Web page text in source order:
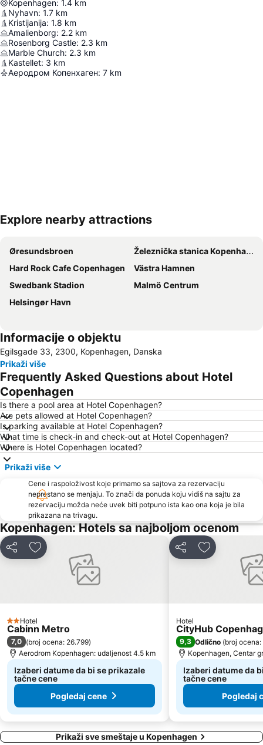
Kopenhagen: 1.4 km
Nyhavn: 1.7 km
Kristijanija: 1.8 km
Amalienborg: 2.2 km
Rosenborg Castle: 2.3 km
Marble Church: 2.3 km
Kastellet: 3 km
Аеродром Копенхаген: 7 km
Explore nearby attractions
Øresundsbroen
Železnička stanica Kopenhagen
Hard Rock Cafe Copenhagen
Västra Hamnen
Swedbank Stadion
Malmö Centrum
Helsingør Havn
Informacije o objektu
Egilsgade 33, 2300, Kopenhagen, Danska
Prikaži više
Frequently Asked Questions about Hotel
Copenhagen
Is there a pool area at Hotel Copenhagen?
Are pets allowed at Hotel Copenhagen?
Is parking available at Hotel Copenhagen?
What time is check-in and check-out at Hotel Copenhagen?
Where is Hotel Copenhagen located?
Prikaži više
Cene i raspoloživost koje primamo sa sajtova za rezervaciju
neprestano se menjaju. To znači da ponuda koju vidiš na sajtu za
rezervaciju možda neće uvek biti potpuno ista kao ona koja je bila
prikazana na trivagu.
Kopenhagen: Hotels sa najboljom ocenom
Deli Dodati u favorite
2 Zvezdice
Hotel
Cabinn Metro
7,0 (broj ocena: 26.799)
Aerodrom Kopenhagen: udaljenost 4.5 km
Izaberi datume da bi se prikazale
tačne cene
Pogledaj cene
Deli Dodati u
Hotel
CityHub
9,3 Odlično (broj
Kopenhagen, Centar
Izaberi datume da
tačne cene
Pogledaj
Prikaži sve smeštaje u Kopenhagen